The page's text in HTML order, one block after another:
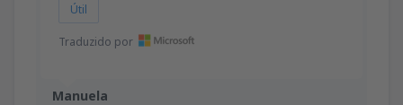
Manuela
Útil
Traduzido por